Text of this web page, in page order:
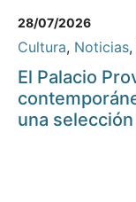
28/07/2026
Cultura, Noticias,
El Palacio
una